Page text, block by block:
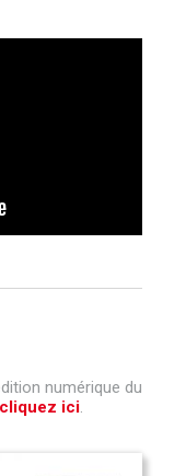
numérique du
cliquez ici.